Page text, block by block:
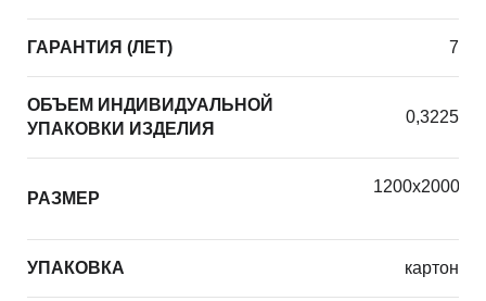
ГАРАНТИЯ (ЛЕТ) 7
ОБЪЕМ ИНДИВИДУАЛЬНОЙ
УПАКОВКИ ИЗДЕЛИЯ
0,3225
РАЗМЕР
УПАКОВКА картон